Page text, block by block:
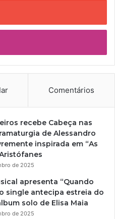
Comentários
recebe Cabeça nas
de Alessandro
inspirada em “As
de 2025
apresenta “Quando
single antecipa estreia do
solo de Elisa Maia
de 2025